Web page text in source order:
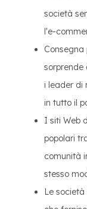
società
l'e-
Consegna
sorprende
i leader di
in tutto il
I siti Web
popolari
comunità
stesso
Le